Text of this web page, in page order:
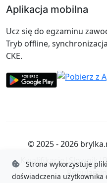
Aplikacja mobilna
Ucz się do egzaminu
Tryb offline,
CKE.
© 2025 - 2026
Kwalifikacje|Słownik|
Regulamin
Strona wykorzystuje
doświadczenia użytkownika